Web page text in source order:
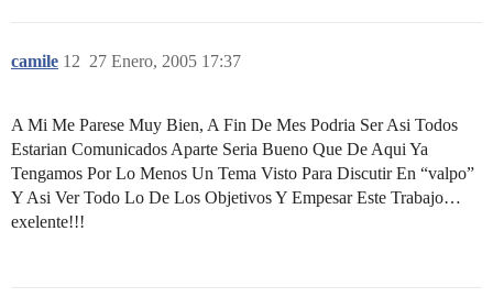
camile 27 Enero, 2005 17:37
12
A Mi Me Parese Muy Bien, A Fin De Mes Podria Ser Asi Todos
Estarian Comunicados Aparte Seria Bueno Que De Aqui Ya
Tengamos Por Lo Menos Un Tema Visto Para Discutir En “valpo”
Y Asi Ver Todo Lo De Los Objetivos Y Empesar Este Trabajo…
exelente!!!